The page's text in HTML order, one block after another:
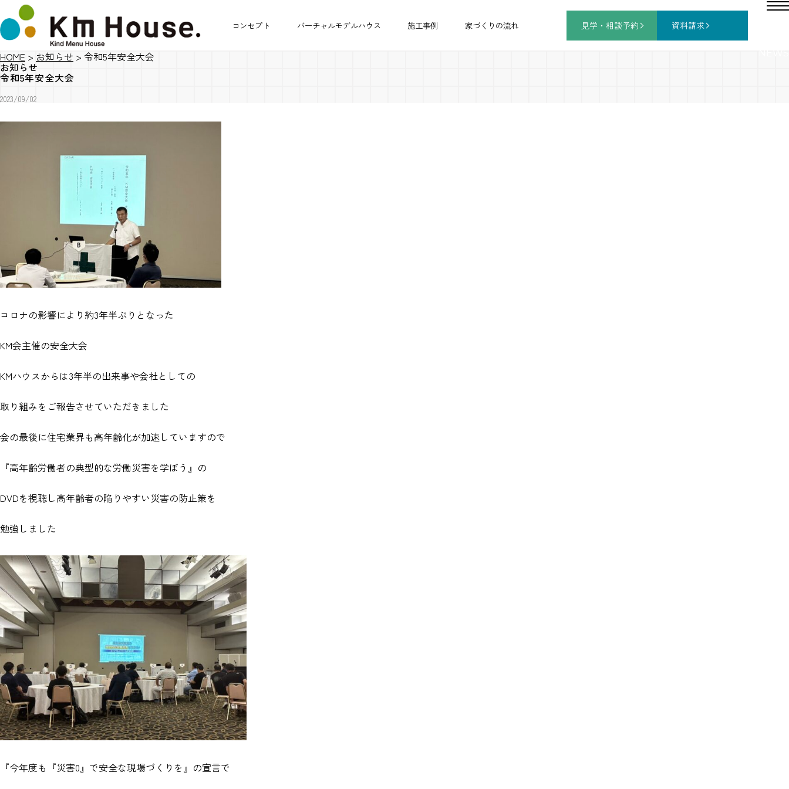
コンセプト バーチャルモデルハウス 施工事例 家づくりの流れ 見学・相談予約 資料請求
HOME > お知らせ > 令和5年安全大会
お知らせ
令和5年安全大会
2023/09/02
コロナの影響により約3年半ぶりとなった
KM会主催の安全大会
KMハウスからは3年半の出来事や会社としての
取り組みをご報告させていただきました
会の最後に住宅業界も高年齢化が加速していますので
『高年齢労働者の典型的な労働災害を学ぼう』の
DVDを視聴し高年齢者の陥りやすい災害の防止策を
勉強しました
『今年度も『災害0』で安全な現場づくりを』の宣言で